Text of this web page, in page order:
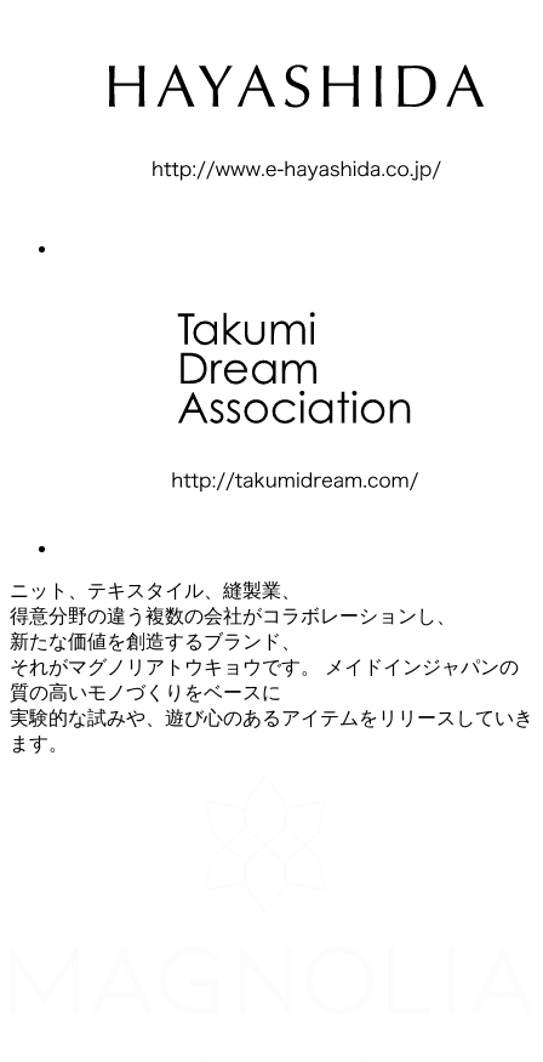
ニット、テキスタイル、縫製業、
得意分野の違う複数の会社がコラボレーションし、
新たな価値を創造するブランド、
それがマグノリアトウキョウです。
メイドインジャパンの
質の高いモノづくりをベースに
実験的な試みや、遊び心のあるアイテムをリリースしていき
ます。